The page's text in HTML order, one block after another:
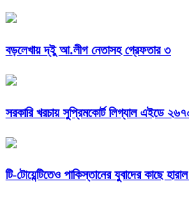
বড়লেখায় দ্ইু আ.লীগ নেতাসহ গ্রেফতার ৩
সরকারি খরচায় সুপ্রিমকোর্ট লিগ্যাল এইডে
টি-টোয়েন্টিতেও পাকিস্তানের যুবাদের কাছে